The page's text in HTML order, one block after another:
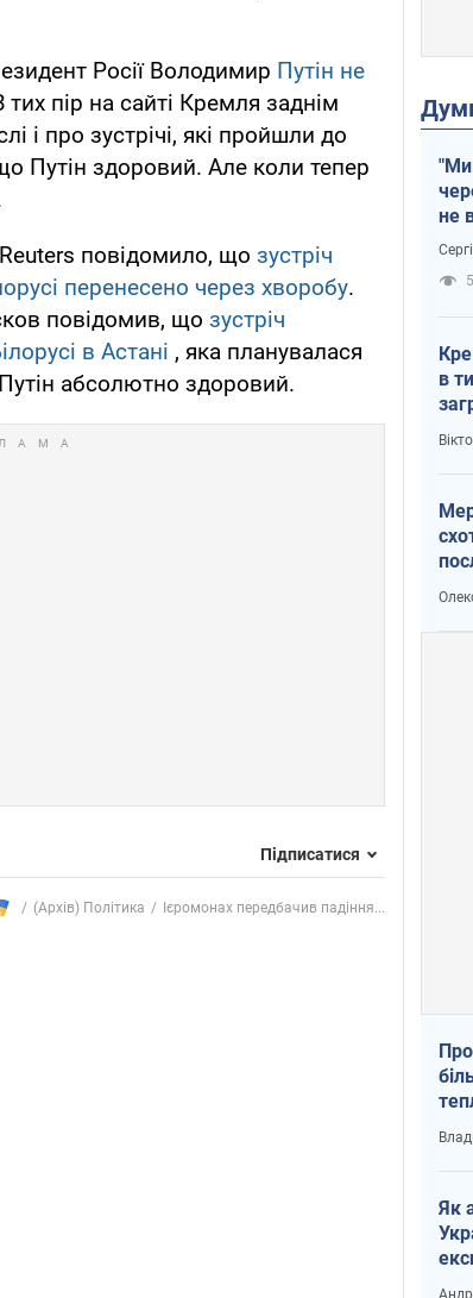
Росії Володимир Путін не
тих пір на сайті Кремля заднім
і про зустрічі, які пройшли до
Путін здоровий. Але коли тепер
повідомило, що зустріч
перенесено через хворобу.
повідомив, що зустріч
в Астані , яка планувалася
абсолютно здоровий.
Підписатися
(Архів) Політика Ієромонах передбачив падіння...
"Ми
не
в
у
Як